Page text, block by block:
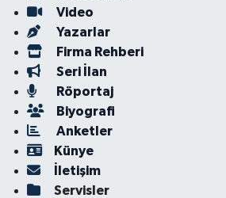
Video
Yazarlar
Firma Rehberi
Seri İlan
Röportaj
Biyografi
Anketler
Künye
İletişim
Servisler